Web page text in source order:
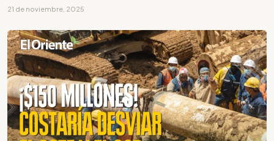
21 de noviembre, 2025